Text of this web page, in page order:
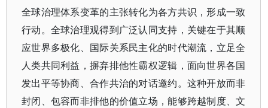
全球治理体系变革的主张转化为各方共识，形成一致
行动。全球治理观得到广泛认同支持，关键在于其顺
应世界多极化、国际关系民主化的时代潮流，立足全
人类共同利益，摒弃排他性霸权逻辑，面向世界各国
发出平等协商、合作共治的对话邀约。这种开放而非
封闭、包容而非排他的价值立场，能够跨越制度、文